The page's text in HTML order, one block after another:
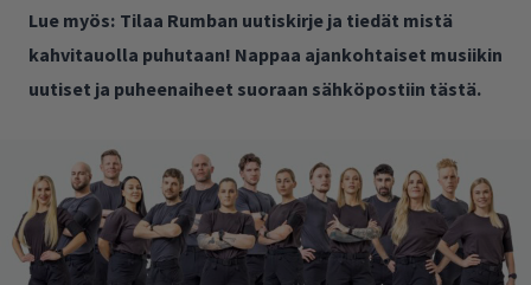
Lue myös: Tilaa Rumban uutiskirje ja tiedät mistä
kahvitauolla puhutaan! Nappaa ajankohtaiset musiikin
uutiset ja puheenaiheet suoraan sähköpostiin tästä.